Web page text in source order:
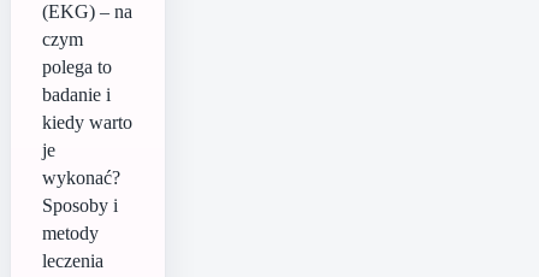
(EKG) – na
czym
polega to
badanie i
kiedy warto
je
wykonać?
Sposoby i
metody
leczenia